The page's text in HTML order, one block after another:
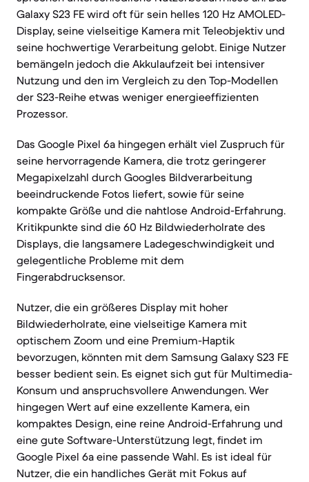
Galaxy S23 FE wird oft für sein helles 120 Hz AMOLED-
Display, seine vielseitige Kamera mit Teleobjektiv und
seine hochwertige Verarbeitung gelobt. Einige Nutzer
bemängeln jedoch die Akkulaufzeit bei intensiver
Nutzung und den im Vergleich zu den Top-Modellen
der S23-Reihe etwas weniger energieeffizienten
Prozessor.
Das Google Pixel 6a hingegen erhält viel Zuspruch für
seine hervorragende Kamera, die trotz geringerer
Megapixelzahl durch Googles Bildverarbeitung
beeindruckende Fotos liefert, sowie für seine
kompakte Größe und die nahtlose Android-Erfahrung.
Kritikpunkte sind die 60 Hz Bildwiederholrate des
Displays, die langsamere Ladegeschwindigkeit und
gelegentliche Probleme mit dem
Fingerabdrucksensor.
Nutzer, die ein größeres Display mit hoher
Bildwiederholrate, eine vielseitige Kamera mit
optischem Zoom und eine Premium-Haptik
bevorzugen, könnten mit dem Samsung Galaxy S23 FE
besser bedient sein. Es eignet sich gut für Multimedia-
Konsum und anspruchsvollere Anwendungen. Wer
hingegen Wert auf eine exzellente Kamera, ein
kompaktes Design, eine reine Android-Erfahrung und
eine gute Software-Unterstützung legt, findet im
Google Pixel 6a eine passende Wahl. Es ist ideal für
Nutzer, die ein handliches Gerät mit Fokus auf